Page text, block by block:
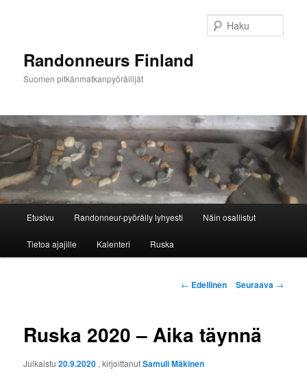
Randonneurs Finland
Suomen pitkänmatkanpyöräilijät
Etusivu Randonneur-pyöräily lyhyesti Näin osallistut
Tietoa ajajille Kalenteri Ruska
Artikkelien
← Edellinen Seuraava →
Ruska 2020 – Aika täynnä
Julkaistu20.9.2020 , kirjoittanutSamuli Mäkinen